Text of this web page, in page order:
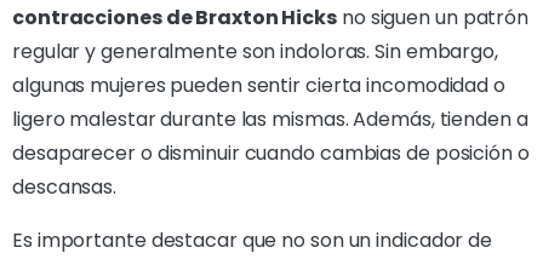
contracciones de Braxton Hicks no siguen un patrón
regular y generalmente son indoloras. Sin embargo,
algunas mujeres pueden sentir cierta incomodidad o
ligero malestar durante las mismas. Además, tienden a
desaparecer o disminuir cuando cambias de posición o
descansas.
Es importante destacar que no son un indicador de